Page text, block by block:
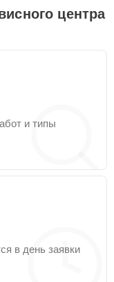
центра
и типы
в день заявки